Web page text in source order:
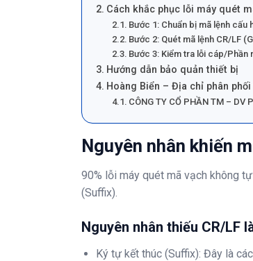
Cách khắc phục lỗi máy quét
Bước 1: Chuẩn bị mã lệnh cấu
Bước 2: Quét mã lệnh CR/LF
Bước 3: Kiểm tra lỗi cáp/Phần
Hướng dẫn bảo quản thiết bị
Hoàng Biển – Địa chỉ phân
CÔNG TY CỔ PHẦN TM – DV
Nguyên nhân khiến
90% lỗi máy quét mã vạch không
(Suffix).
Nguyên nhân thiếu CR/LF
Ký tự kết thúc (Suffix): Đây là